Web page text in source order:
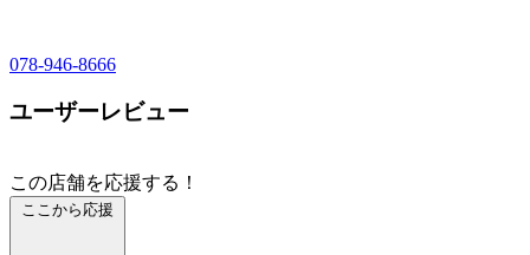
078-946-8666
ユーザーレビュー
この店舗を応援する！
ここから応援